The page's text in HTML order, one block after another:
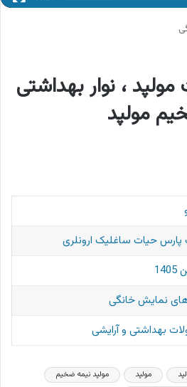
، نوار بهداشتی
مولپد
حیات ساغلیک ارونلری
نمایش خانگی
بهداشتی و آرایشی
مولپد
مولپد نیمه ضخیم